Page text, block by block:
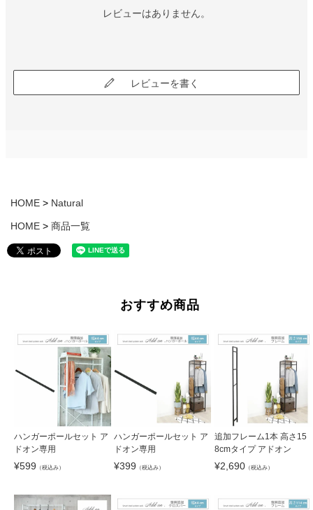
レビューはありません。
レビューを書く
HOME Natural
HOME 商品一覧
おすすめ商品
ハンガーポールセット ア
ドオン専用
¥599 （税込み）
ハンガーポールセット ア
ドオン専用
¥399 （税込み）
追加フレーム1本 高さ15
8cmタイプ アドオン
¥2,690（税込み）